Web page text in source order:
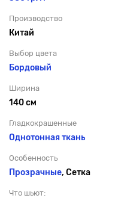
Производство
Китай
Выбор цвета
Бордовый
Ширина
140 см
Гладкокрашенные
Однотонная ткань
Особенность
Прозрачные, Сетка
Что шьют: